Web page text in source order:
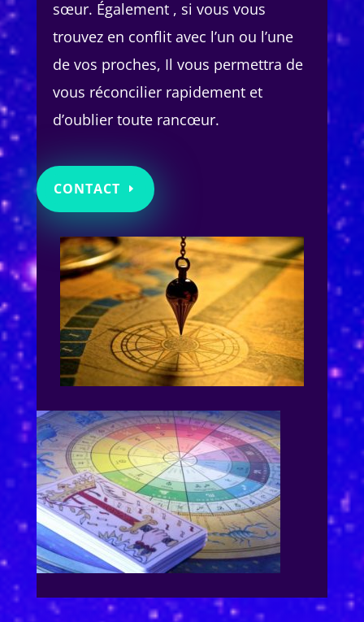
sœur. Également , si vous vous
trouvez en conflit avec l’un ou l’une
de vos proches, Il vous permettra de
vous réconcilier rapidement et
d’oublier toute rancœur.
CONTACT